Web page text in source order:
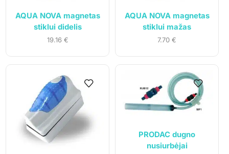
AQUA NOVA magnetas
stiklui didelis
19.16 €
AQUA NOVA magnetas
stiklui mažas
7.70 €
PRODAC dugno
nusiurbėjai
UAB „Andruma”